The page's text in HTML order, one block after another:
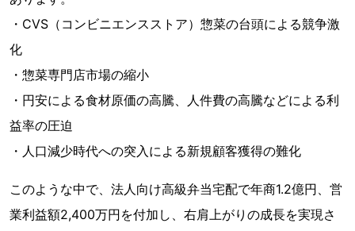
・CVS（コンビニエンスストア）惣菜の台頭による競争激
化
・惣菜専門店市場の縮小
・円安による食材原価の高騰、人件費の高騰などによる利
益率の圧迫
・人口減少時代への突入による新規顧客獲得の難化
このような中で、法人向け高級弁当宅配で年商1.2億円、営
業利益額2,400万円を付加し、右肩上がりの成長を実現さ